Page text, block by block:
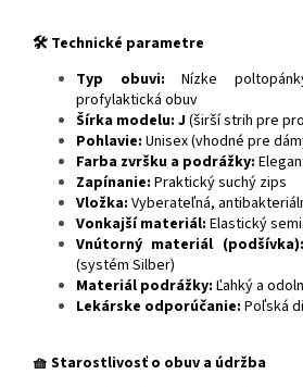
🛠️ Technické parametre
Typ obuvi: Nízke
profylaktická obuv
Šírka modelu: J(širší strih pre
Pohlavie: Unisex (vhodné pre
Farba zvršku a podrážky:
Zapínanie: Praktický suchý zips
Vložka: Vyberateľná,
Vonkajší materiál: Elastický
Vnútorný materiál (podšívka):
(systém Silber)
Materiál podrážky: Ľahký a
Lekárske odporúčanie: Poľská
🧺 Starostlivosť o obuv a údržba